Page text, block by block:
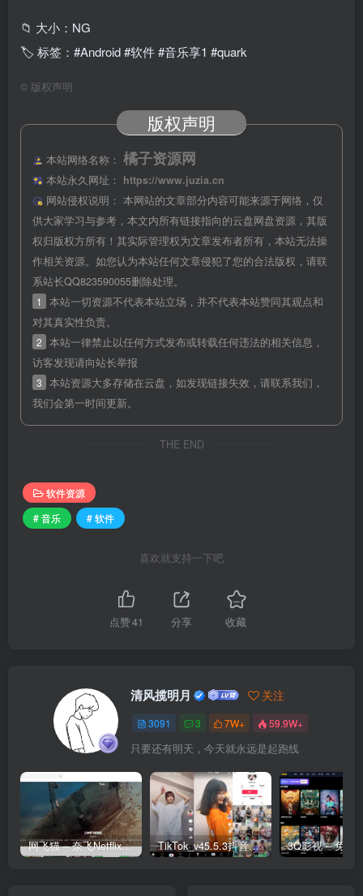
📁 大小：NG
🏷 标签：#Android #软件 #音乐享1 #quark
© 版权声明
版权声明
本站网络名称： 橘子资源网
本站永久网址：
https://www.juzia.cn
网站侵权说明： 本网站的文章部分内容可能来源于网络，仅
供大家学习与参考，本文内所有链接指向的云盘网盘资源，其版
权归版权方所有！其实际管理权为文章发布者所有，本站无法操
作相关资源。如您认为本站任何文章侵犯了您的合法版权，请联
系站长QQ823590055删除处理。
1
本站一切资源不代表本站立场，并不代表本站赞同其观点和
对其真实性负责。
2 本站一律禁止以任何方式发布或转载任何违法的相关信息，
访客发现请向站长举报
3 本站资源大多存储在云盘，如发现链接失效，请联系我们，
我们会第一时间更新。
THE END
软件资源
# 音乐
# 软件
喜欢就支持一下吧
点赞41 分享 收藏
清风揽明月 关注
3091 3 7W+ 59.9W+
只要还有明天，今天就永远是起跑线
网飞猫 – 奈飞Netflix免费看 TikTok_v45.5.3抖音国际版_免拔卡解锁全球版